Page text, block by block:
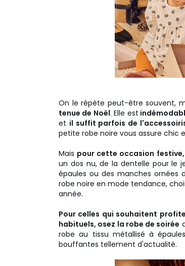
On le répète peut-être souvent,
tenue de Noël. Elle est
et il suffit parfois de
petite robe noire vous assure chic
Mais pour cette occasion
un dos nu, de la dentelle pour le
épaules ou des manches
robe noire en mode tendance,
année.
Pour celles qui souhaitent
habituels, osez la robe de soirée
robe au tissu métallisé à
bouffantes tellement d'actualité.